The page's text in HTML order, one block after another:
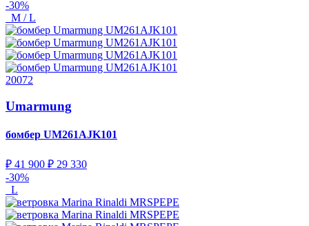
-30%
M / L
20072
Umarmung
бомбер UM261AJK101
₽ 41 900 ₽ 29 330
-30%
L